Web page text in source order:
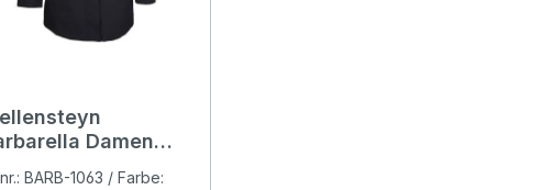
Sternen
Damen
BARB-1063 / Farbe: